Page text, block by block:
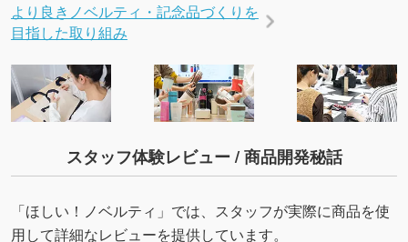
より良きノベルティ・記念品づくりを
目指した取り組み
スタッフ体験レビュー / 商品開発秘話
「ほしい！ノベルティ」では、スタッフが実際に商品を使
用して詳細なレビューを提供しています。